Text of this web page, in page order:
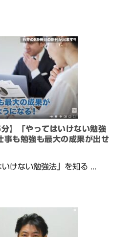
】「やってはいけない勉強
事も勉強も最大の成果が出せ
けない勉強法」を知る ...